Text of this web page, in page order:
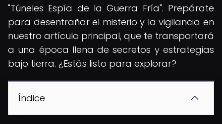
"Túneles Espía de la Guerra Fría". Prepárate
para desentrañar el misterio y la vigilancia en
nuestro artículo principal, que te transportará
a una época llena de secretos y estrategias
bajo tierra. ¿Estás listo para explorar?
Índice